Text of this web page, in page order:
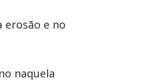
e no
naquela